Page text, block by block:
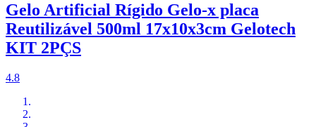
Gelo Artificial Rígido Gelo-x placa
Reutilizável 500ml 17x10x3cm Gelotech
KIT 2PÇS
4.8